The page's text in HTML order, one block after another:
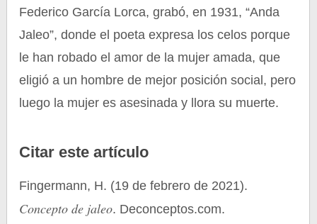
Federico García Lorca, grabó, en 1931, “Anda
Jaleo”, donde el poeta expresa los celos porque
le han robado el amor de la mujer amada, que
eligió a un hombre de mejor posición social, pero
luego la mujer es asesinada y llora su muerte.
Citar este artículo
Fingermann, H. (19 de febrero de 2021).
Concepto de jaleo. Deconceptos.com.